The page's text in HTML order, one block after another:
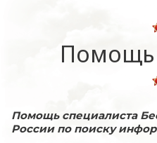
Помощь
Помощь специалиста
России по поиску